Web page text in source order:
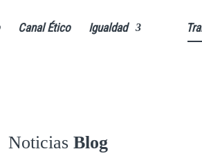
Canal Ético Igualdad
Noticias Blog